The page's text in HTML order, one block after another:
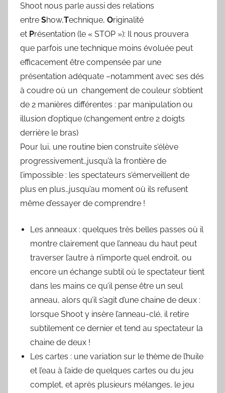
Shoot nous parle aussi des relations
entre Show,Technique, Originalité
et Présentation (le « STOP »): Il nous prouvera
que parfois une technique moins évoluée peut
efficacement être compensée par une
présentation adéquate –notamment avec ses dés
à coudre où un changement de couleur s’obtient
de 2 manières différentes : par manipulation ou
illusion d’optique (changement entre 2 doigts
derrière le bras)
Pour lui, une routine bien construite s’élève
progressivement…jusqu’à la frontière de
l’impossible : les spectateurs s’émerveillent de
plus en plus…jusqu’au moment où ils refusent
même d’essayer de comprendre !
Les anneaux : quelques très belles passes où il
montre clairement que l’anneau du haut peut
traverser l’autre à n’importe quel endroit, ou
encore un échange subtil où le spectateur tient
dans les mains ce qu’il pense être un seul
anneau, alors qu’il s’agit d’une chaine de deux :
lorsque Shoot y insère l’anneau-clé, il retire
subtilement ce dernier et tend au spectateur la
chaine de deux !
Les cartes : une variation sur le thème de l’huile
et l’eau à l’aide de quelques cartes ou du jeu
complet, et après plusieurs mélanges, le jeu